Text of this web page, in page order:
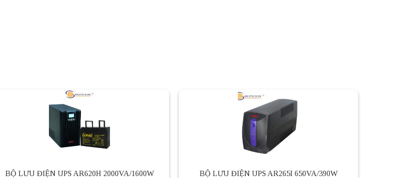
BỘ LƯU ĐIỆN UPS AR620H 2000VA/1600W
BỘ LƯU ĐIỆN UPS AR265I 650VA/390W